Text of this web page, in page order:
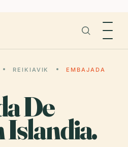
REIKIAVIK
EMBAJADA
De
Islandia.